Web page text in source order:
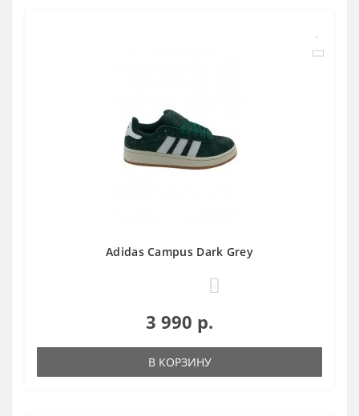
Adidas Campus Dark Grey
3 990 р.
В КОРЗИНУ